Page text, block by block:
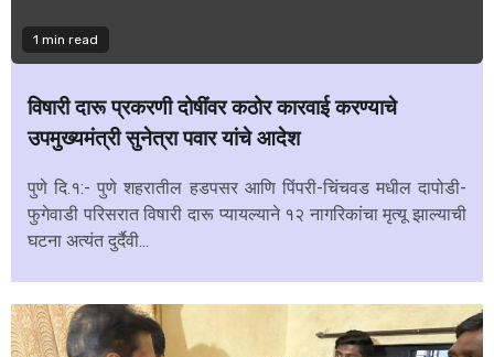
1 min read
विषारी दारू प्रकरणी दोषींवर कठोर कारवाई करण्याचे
उपमुख्यमंत्री सुनेत्रा पवार यांचे आदेश
पुणे दि.१:- पुणे शहरातील हडपसर आणि पिंपरी-चिंचवड मधील दापोडी-
फुगेवाडी परिसरात विषारी दारू प्यायल्याने १२ नागरिकांचा मृत्यू झाल्याची
घटना अत्यंत दुर्दैवी...